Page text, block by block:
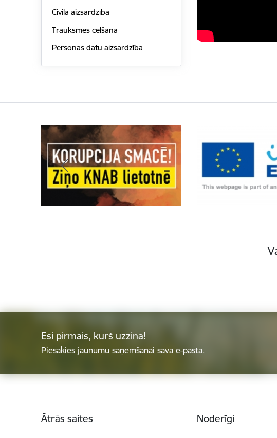
Civilā aizsardzība
Trauksmes celšana
Personas datu aizsardzība
Esi pirmais, kurš uzzina!
Piesakies jaunumu saņemšanai savā e-pastā.
Ātrās saites Noderīgi